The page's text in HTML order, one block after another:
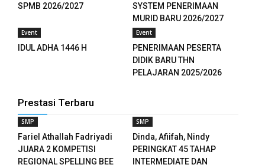
panel
panel
panel
panel
panel
SPMB 2026/2027
SYSTEM PENERIMAAN
MURID BARU 2026/2027
Event
IDUL ADHA 1446 H
Event
PENERIMAAN PESERTA
DIDIK BARU THN
PELAJARAN 2025/2026
Prestasi Terbaru
SMP
Fariel Athallah Fadriyadi
JUARA 2 KOMPETISI
REGIONAL SPELLING BEE
SMP
Dinda, Afiifah, Nindy
PERINGKAT 45 TAHAP
INTERMEDIATE DAN